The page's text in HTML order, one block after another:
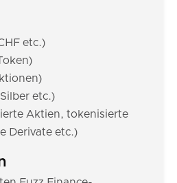
etc.)
etc.)
Aktien, tokenisierte
Derivate etc.)